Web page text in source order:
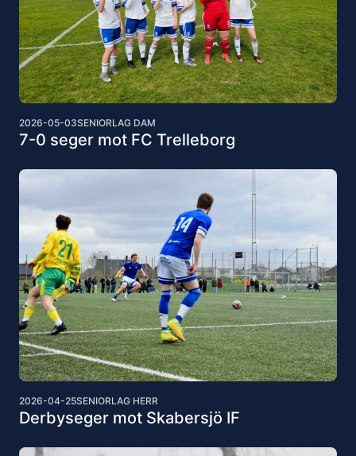
2026-05-03SENIORLAG DAM
7-0 seger mot FC Trelleborg
2026-04-25SENIORLAG HERR
Derbyseger mot Skabersjö IF